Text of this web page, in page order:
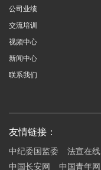
公司业绩
交流培训
视频中心
新闻中心
联系我们
友情链接：
中纪委国监委 法宣在线
中国长安网
中国青年网